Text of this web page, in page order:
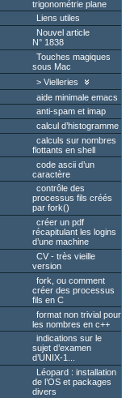
trigonométrie plane
Liens utiles
Nouvel article
N° 1838
Touches magiques
sous Mac
Vielleries
aide minimale emacs
anti-spam et imap
calcul d’histogramme
calculs sur nombres
flottants en shell
code ascii d’un
caractère
contrôle des
processus fils créés
par fork()
créer un pdf
récapitulant les logins
d’une machine
CV - très vieille
version
fork, ou comment
créer des processus
fils en C
format non trivial pour
les nombres en c++
indications sur le
sujet d’examen
d’UNIX-1...
Léopard : installation
de l’OS et packages
divers